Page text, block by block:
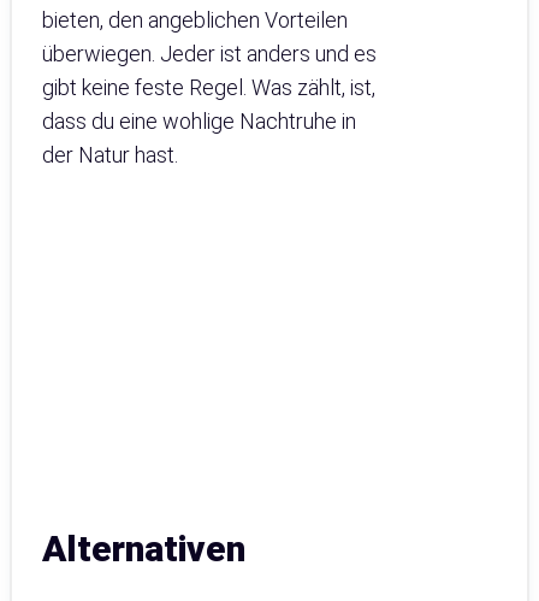
bieten, den angeblichen Vorteilen
überwiegen. Jeder ist anders und es
gibt keine feste Regel. Was zählt, ist,
dass du eine wohlige Nachtruhe in
der Natur hast.
Alternativen